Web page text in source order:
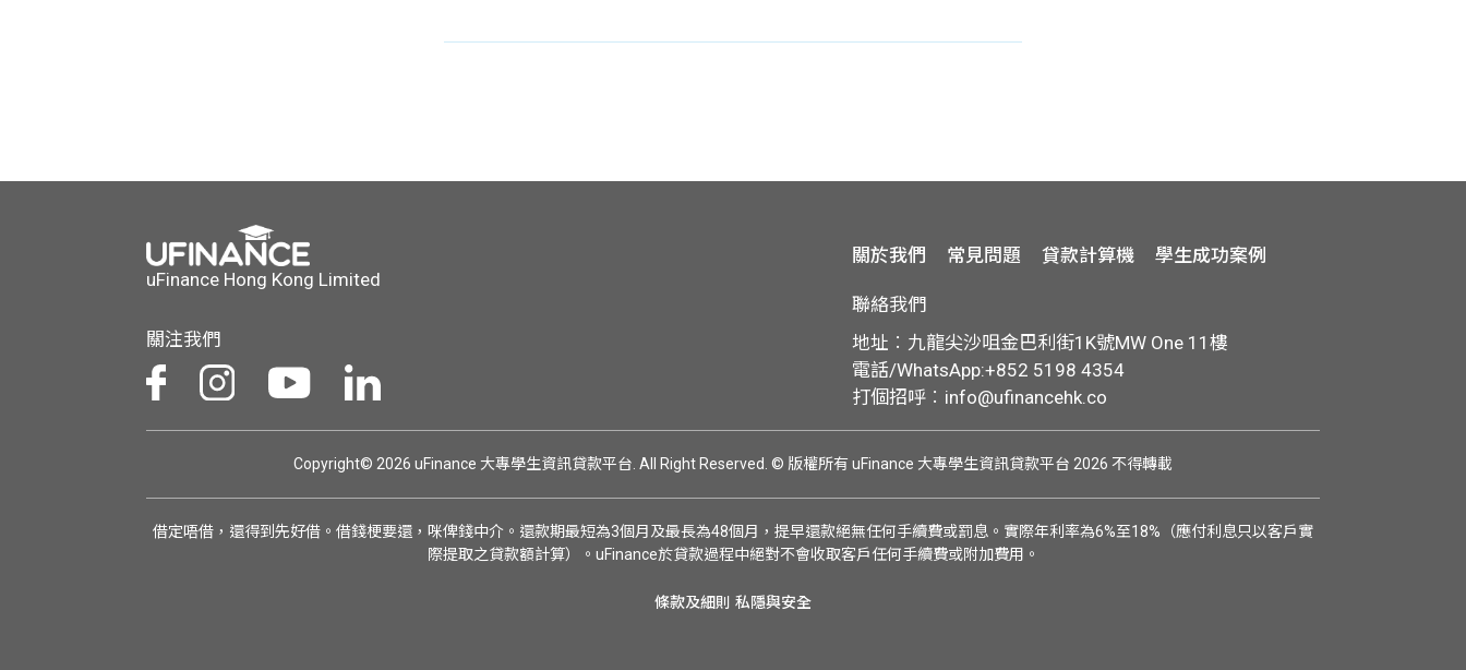
uFinance Hong Kong Limited
關注我們
關於我們 常見問題 貸款計算機 學生成功案例
聯絡我們
地址︰九龍尖沙咀金巴利街1K號MW One 11樓
電話/WhatsApp:+852 5198 4354
打個招呼︰ info@ufinancehk.co
Copyright© 2026 uFinance 大專學生資訊貸款平台. All Right Reserved. © 版權所有 uFinance 大專學生資訊貸款平台 2026 不得轉載
借定唔借，還得到先好借。借錢梗要還，咪俾錢中介。還款期最短為3個月及最長為48個月，提早還款絕無任何手續費或罰息。實際年利率為6%至18%（應付利息只以客戶實
際提取之貸款額計算）。uFinance於貸款過程中絕對不會收取客戶任何手續費或附加費用。
條款及細則 私隱與安全